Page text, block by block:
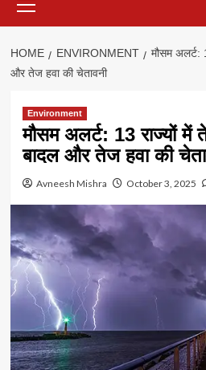
Menu
HOME ENVIRONMENT
मौसम अलर्ट:
और तेज हवा की चेतावनी
Environment
मौसम अलर्ट: 13 राज्यों में
बादल और तेज हवा की
Avneesh Mishra October 3, 2025